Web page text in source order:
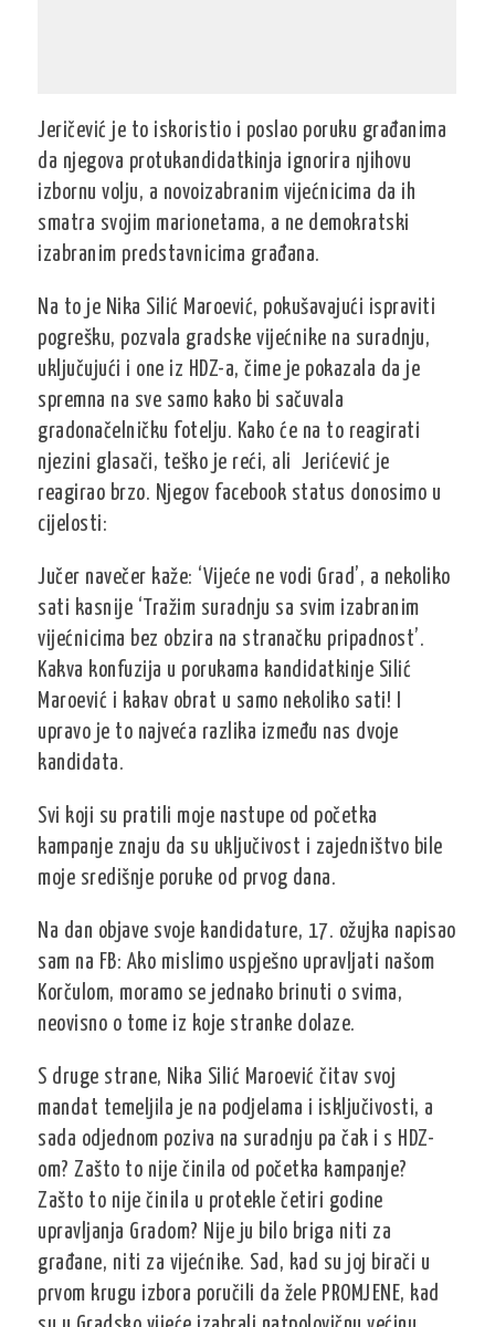
Jeričević je to iskoristio i poslao poruku građanima
da njegova protukandidatkinja ignorira njihovu
izbornu volju, a novoizabranim vijećnicima da ih
smatra svojim marionetama, a ne demokratski
izabranim predstavnicima građana.
Na to je Nika Silić Maroević, pokušavajući ispraviti
pogrešku, pozvala gradske vijećnike na suradnju,
uključujući i one iz HDZ-a, čime je pokazala da je
spremna na sve samo kako bi sačuvala
gradonačelničku fotelju. Kako će na to reagirati
njezini glasači, teško je reći, ali Jerićević je
reagirao brzo. Njegov facebook status donosimo u
cijelosti:
Jučer navečer kaže: ‘Vijeće ne vodi Grad’, a nekoliko
sati kasnije ‘Tražim suradnju sa svim izabranim
vijećnicima bez obzira na stranačku pripadnost’.
Kakva konfuzija u porukama kandidatkinje Silić
Maroević i kakav obrat u samo nekoliko sati! I
upravo je to najveća razlika između nas dvoje
kandidata.
Svi koji su pratili moje nastupe od početka
kampanje znaju da su uključivost i zajedništvo bile
moje središnje poruke od prvog dana.
Na dan objave svoje kandidature, 17. ožujka napisao
sam na FB: Ako mislimo uspješno upravljati našom
Korčulom, moramo se jednako brinuti o svima,
neovisno o tome iz koje stranke dolaze.
S druge strane, Nika Silić Maroević čitav svoj
mandat temeljila je na podjelama i isključivosti, a
sada odjednom poziva na suradnju pa čak i s HDZ-
om? Zašto to nije činila od početka kampanje?
Zašto to nije činila u protekle četiri godine
upravljanja Gradom? Nije ju bilo briga niti za
građane, niti za vijećnike. Sad, kad su joj birači u
prvom krugu izbora poručili da žele PROMJENE, kad